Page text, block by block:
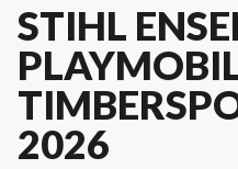
STIHL
2026